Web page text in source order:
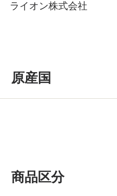
ライオン株式会社
原産国
商品区分